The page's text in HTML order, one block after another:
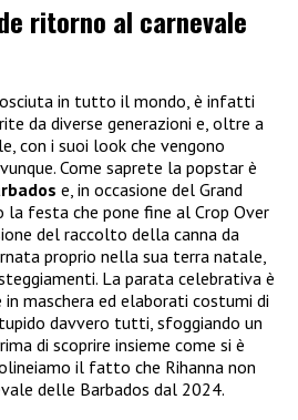
ritorno al carnevale
in tutto il mondo, è infatti
da diverse generazioni e, oltre a
con i suoi look che vengono
Come saprete la popstar è
e, in occasione del Grand
la festa che pone fine al Crop Over
del raccolto della canna da
proprio nella sua terra natale,
La parata celebrativa è
maschera ed elaborati costumi di
davvero tutti, sfoggiando un
di scoprire insieme come si è
il fatto che Rihanna non
delle Barbados dal 2024.